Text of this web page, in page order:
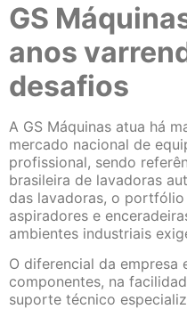
GS
anos
desafios
A GS Máquinas atua há
mercado nacional de
profissional, sendo
brasileira de lavadoras
das lavadoras, o
aspiradores e
ambientes industriais
O diferencial da empresa
componentes, na
suporte técnico